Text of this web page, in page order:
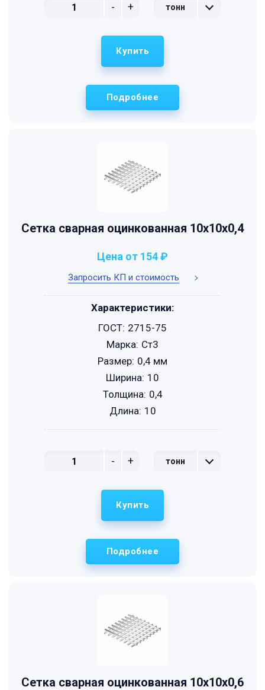
- + тонн
Подробнее
Купить
Сетка сварная оцинкованная 10х10х0,4
Запросить КП и стоимость
Цена от 154 ₽
- + тонн
Характеристики:
ГОСТ: 2715-75
Марка: Ст3
Размер: 0,4 мм
Ширина: 10
Толщина: 0,4
Длина: 10
Подробнее
Купить
Сетка сварная оцинкованная 10х10х0,6